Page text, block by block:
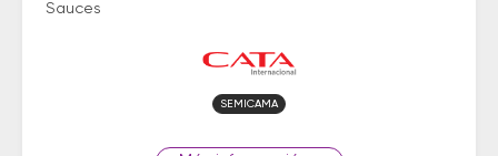
Sauces
SEMICAMA